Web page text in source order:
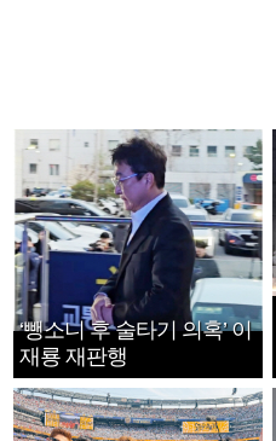
‘뺑소니 후 술타기 의혹’ 이
재룡 재판행